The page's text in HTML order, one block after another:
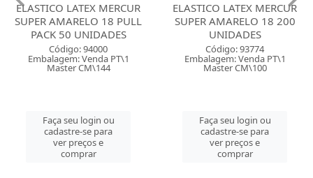
ELASTICO LATEX MERCUR
SUPER AMARELO 18 PULL
PACK 50 UNIDADES
Código: 94000
Embalagem: Venda PT\1
Master CM\144
Faça seu login ou
cadastre-se para
ver preços e
comprar
ELASTICO LATEX MERCUR
SUPER AMARELO 18 200
UNIDADES
Código: 93774
Embalagem: Venda PT\1
Master CM\100
Faça seu login ou
cadastre-se para
ver preços e
comprar